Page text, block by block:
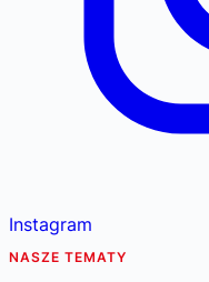
Instagram
NASZE TEMATY